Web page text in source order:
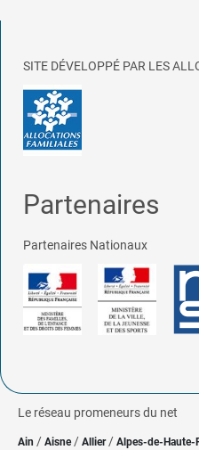
SITE DÉVELOPPÉ PAR LES
Partenaires
Partenaires Nationaux
Le réseau promeneurs du net
Ain / Aisne/ Allier/ Alpes-de-Haute-